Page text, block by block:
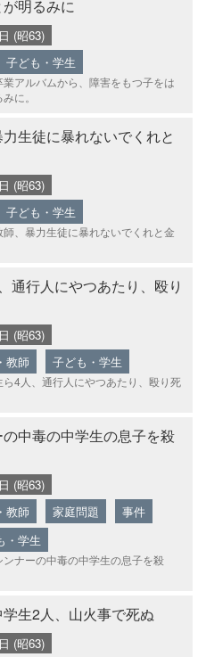
明るみに
(昭63)
子ども・学生
アルバムから、障害をもつ子をは
に。
生徒に暴れないでくれと
(昭63)
子ども・学生
、暴力生徒に暴れないでくれと金
通行人にやつあたり、殴り
(昭63)
教師 子ども・学生
4人、通行人にやつあたり、殴り死
中毒の中学生の息子を殺
(昭63)
教師 家庭問題
事件
・学生
ナーの中毒の中学生の息子を殺
生2人、山火事で死ぬ
(昭63)